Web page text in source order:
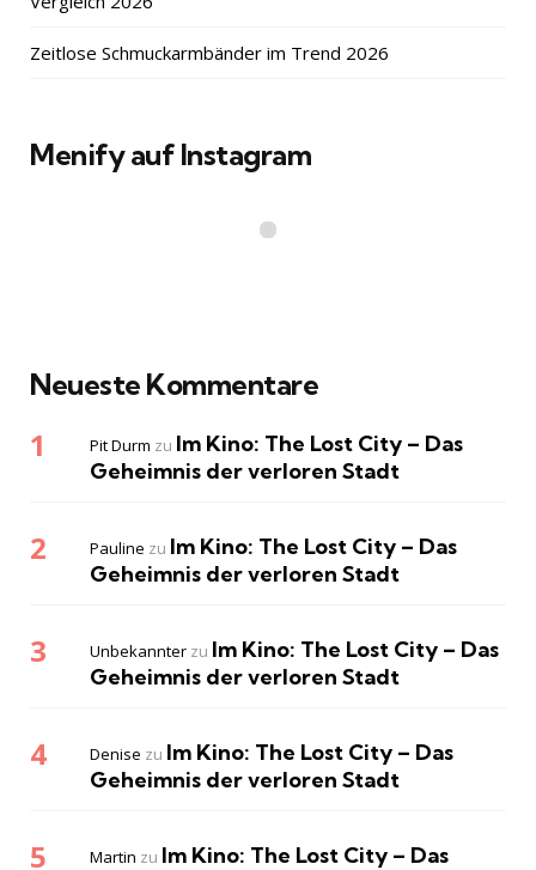
Zeitlose Schmuckarmbänder im Trend 2026
Menify auf Instagram
Neueste Kommentare
Pit Durm zu Im Kino: The Lost City – Das
Geheimnis der verloren Stadt
Pauline zu Im Kino: The Lost City – Das
Geheimnis der verloren Stadt
Unbekannter zu Im Kino: The Lost City – Das
Geheimnis der verloren Stadt
Denise zu Im Kino: The Lost City – Das
Geheimnis der verloren Stadt
Martin zu Im Kino: The Lost City – Das